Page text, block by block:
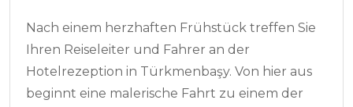
Nach einem herzhaften Frühstück treffen Sie
Ihren Reiseleiter und Fahrer an der
Hotelrezeption in Türkmenbaşy. Von hier aus
beginnt eine malerische Fahrt zu einem der